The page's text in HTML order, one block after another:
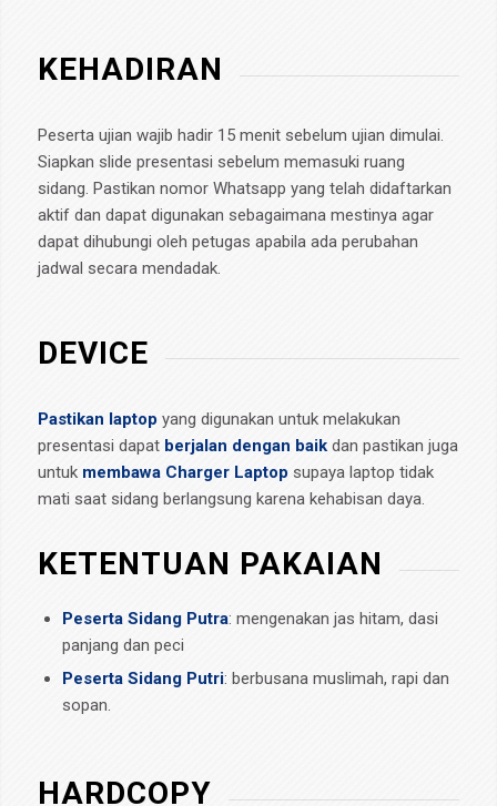
KEHADIRAN
Peserta ujian wajib hadir 15 menit sebelum ujian dimulai.
Siapkan slide presentasi sebelum memasuki ruang
sidang. Pastikan nomor Whatsapp yang telah didaftarkan
aktif dan dapat digunakan sebagaimana mestinya agar
dapat dihubungi oleh petugas apabila ada perubahan
jadwal secara mendadak.
DEVICE
Pastikan laptop yang digunakan untuk melakukan
presentasi dapat berjalan dengan baikdan pastikan juga
untuk membawa Charger Laptop supaya laptop tidak
mati saat sidang berlangsung karena kehabisan daya.
KETENTUAN PAKAIAN
Peserta Sidang Putra: mengenakan jas hitam, dasi
panjang dan peci
Peserta Sidang Putri: berbusana muslimah, rapi dan
sopan.
HARDCOPY